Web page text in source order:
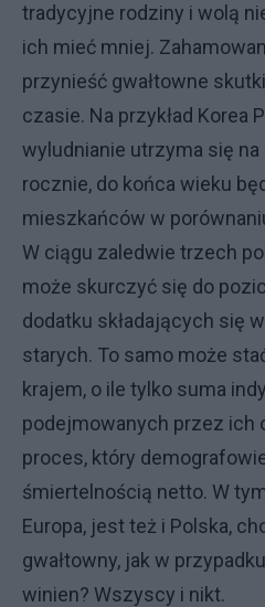
tradycyjne rodziny i wolą
ich mieć mniej.
przynieść gwałtowne
czasie. Na przykład Korea
wyludnianie utrzyma się
rocznie, do końca wieku
mieszkańców w
W ciągu zaledwie trzech
może skurczyć się do
dodatku składających się
starych. To samo może
krajem, o ile tylko suma
podejmowanych przez ich
proces, który
śmiertelnością netto. W
Europa, jest też i Polska,
gwałtowny, jak w
winien? Wszyscy i nikt.